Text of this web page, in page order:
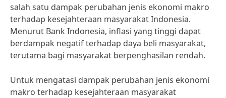
salah satu dampak perubahan jenis ekonomi makro
terhadap kesejahteraan masyarakat Indonesia.
Menurut Bank Indonesia, inflasi yang tinggi dapat
berdampak negatif terhadap daya beli masyarakat,
terutama bagi masyarakat berpenghasilan rendah.
Untuk mengatasi dampak perubahan jenis ekonomi
makro terhadap kesejahteraan masyarakat